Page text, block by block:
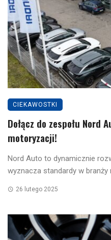
CIEKAWOSTKI
Dołącz do zespołu Nord
motoryzacji!
Nord Auto to dynamicznie
wyznacza standardy w branży
26 lutego 2025